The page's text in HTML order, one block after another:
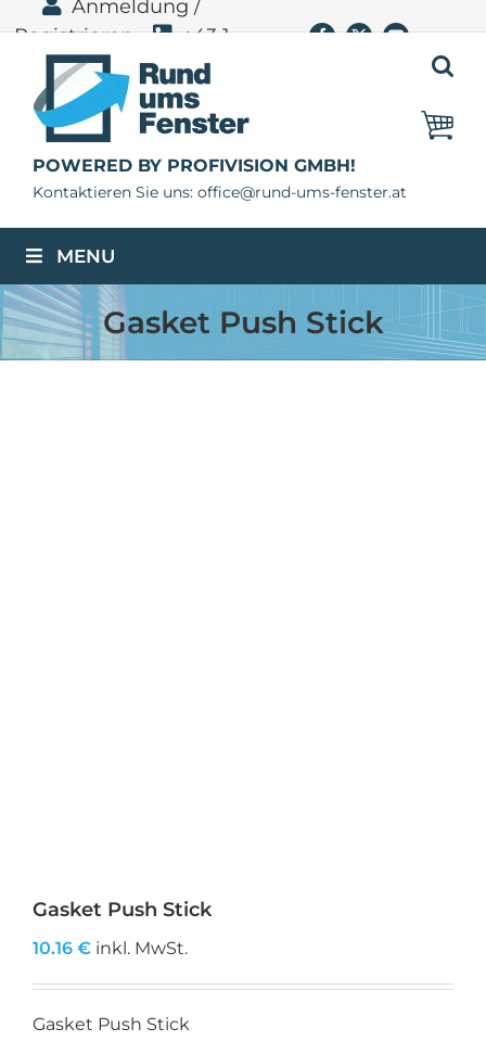
Inhalt
springen
Anmeldung /
Registrieren
+43 1
400 11 06
Facebook
X YouTube
POWERED BY PROFIVISION GMBH!
Kontaktieren Sie uns: office@rund-ums-fenster.at
MENU
Gasket Push Stick
Gasket Push Stick
10.16 € inkl. MwSt.
Gasket Push Stick